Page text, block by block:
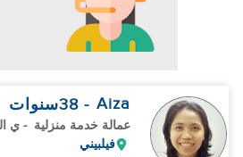
Aiza
- 38 سنوات
عمالة خدمة منزلية - ي
فيلبيني